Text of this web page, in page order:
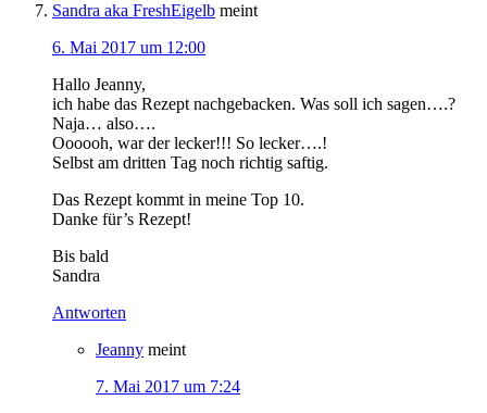
Sandra aka FreshEigelb meint
6. Mai 2017 um 12:00
Hallo Jeanny,
ich habe das Rezept nachgebacken. Was soll ich sagen….?
Naja… also….
Oooooh, war der lecker!!! So lecker….!
Selbst am dritten Tag noch richtig saftig.
Das Rezept kommt in meine Top 10.
Danke für’s Rezept!
Bis bald
Sandra
Antworten
Jeanny meint
7. Mai 2017 um 7:24